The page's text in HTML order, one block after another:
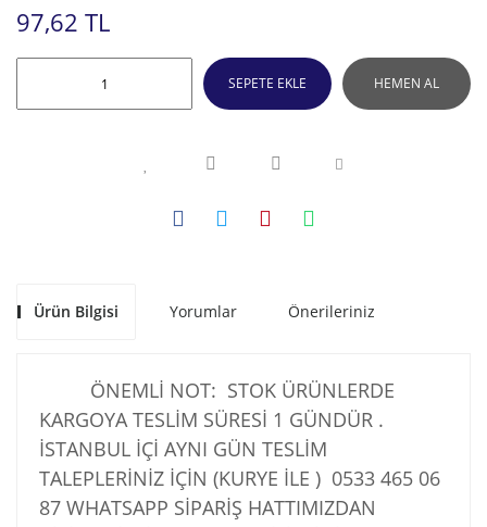
97,62 TL
SEPETE EKLE HEMEN AL
Ürün Bilgisi Yorumlar Önerileriniz
ÖNEMLİ NOT: STOK ÜRÜNLERDE
KARGOYA TESLİM SÜRESİ 1 GÜNDÜR .
İSTANBUL İÇİ AYNI GÜN TESLİM
TALEPLERİNİZ İÇİN (KURYE İLE ) 0533 465 06
87 WHATSAPP SİPARİŞ HATTIMIZDAN